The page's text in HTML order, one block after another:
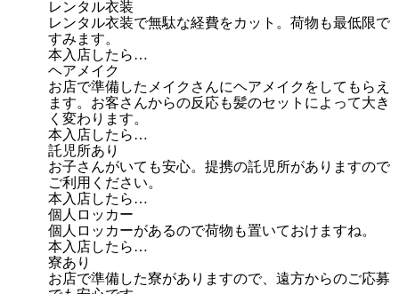
レンタル衣装
レンタル衣装で無駄な経費をカット。荷物も最低限で
すみます。
本入店したら…
ヘアメイク
お店で準備したメイクさんにヘアメイクをしてもらえ
ます。お客さんからの反応も髪のセットによって大き
く変わります。
本入店したら…
託児所あり
お子さんがいても安心。提携の託児所がありますので
ご利用ください。
本入店したら…
個人ロッカー
個人ロッカーがあるので荷物も置いておけますね。
本入店したら…
寮あり
お店で準備した寮がありますので、遠方からのご応募